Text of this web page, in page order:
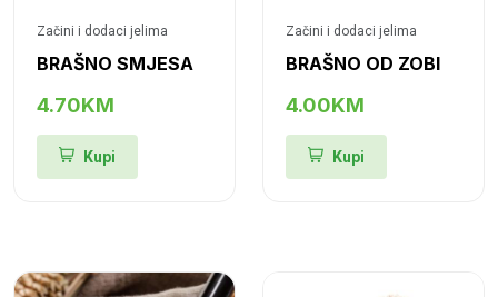
Začini i dodaci jelima
BRAŠNO SMJESA
4.70KM
Kupi
Začini i dodaci jelima
BRAŠNO OD ZOBI
4.00KM
Kupi